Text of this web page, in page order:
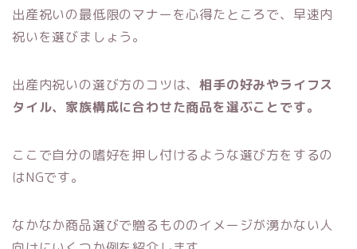
出産祝いの最低限のマナーを心得たところで、早速内
祝いを選びましょう。
出産内祝いの選び方のコツは、相手の好みやライフス
タイル、家族構成に合わせた商品を選ぶことです。
ここで自分の嗜好を押し付けるような選び方をするの
はNGです。
なかなか商品選びで贈るもののイメージが湧かない人